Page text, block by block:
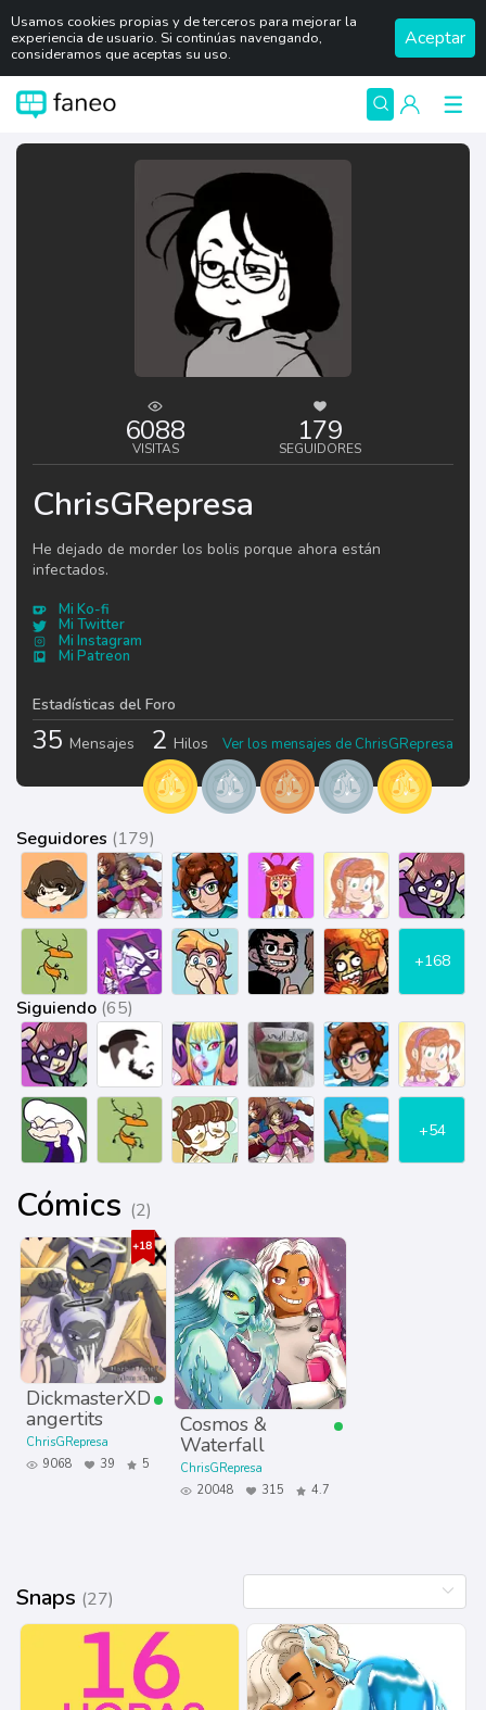
Usamos cookies propias y de terceros para mejorar la
experiencia de usuario. Si continúas navengando,
consideramos que aceptas su uso.
Aceptar
6088
VISITAS
179
SEGUIDORES
ChrisGRepresa
He dejado de morder los bolis porque ahora están
infectados.
Mi Ko-fi
Mi Twitter
Mi Instagram
Mi Patreon
Estadísticas del Foro
35 Mensajes 2 Hilos Ver los mensajes de ChrisGRepresa
Seguidores (179)
+168
Siguiendo (65)
+54
Cómics (2)
DickmasterXD
angertits
ChrisGRepresa
9068
39 5
Cosmos &
Waterfall
ChrisGRepresa
20048
315 4.7
Snaps (27)